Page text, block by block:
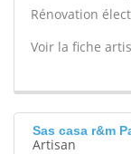
Rénovation
Voir la fiche
Sas casa r&m
Artisan